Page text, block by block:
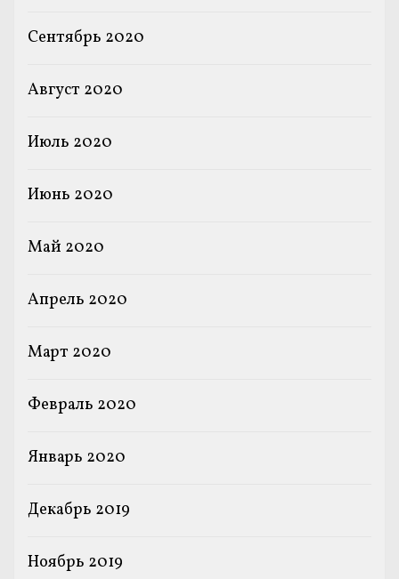
Сентябрь 2020
Август 2020
Июль 2020
Июнь 2020
Май 2020
Апрель 2020
Март 2020
Февраль 2020
Январь 2020
Декабрь 2019
Ноябрь 2019